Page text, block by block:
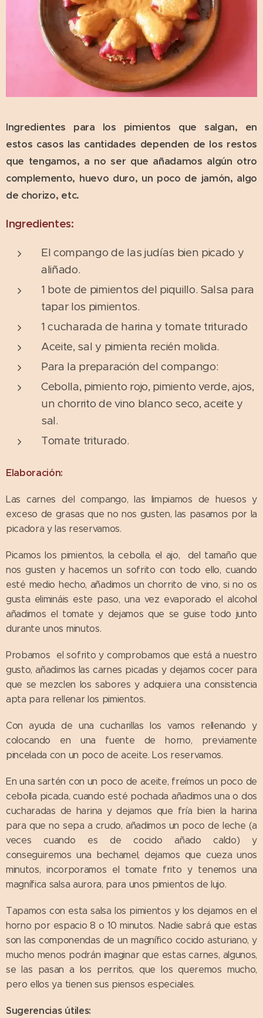
Ingredientes para los pimientos que salgan, en
estos casos las cantidades dependen de los restos
que tengamos, a no ser que añadamos algún otro
complemento, huevo duro, un poco de jamón, algo
de chorizo, etc.
Ingredientes:
El compango de las judías bien picado y
aliñado.
1 bote de pimientos del piquillo. Salsa para
tapar los pimientos.
1 cucharada de harina y tomate triturado
Aceite, sal y pimienta recién molida.
Para la preparación del compango:
Cebolla, pimiento rojo, pimiento verde, ajos,
un chorrito de vino blanco seco, aceite y
sal.
Tomate triturado.
Elaboración:
Las carnes del compango, las limpiamos de huesos y
exceso de grasas que no nos gusten, las pasamos por la
picadora y las reservamos.
Picamos los pimientos, la cebolla, el ajo, del tamaño que
nos gusten y hacemos un sofrito con todo ello, cuando
esté medio hecho, añadimos un chorrito de vino, si no os
gusta elimináis este paso, una vez evaporado el alcohol
añadimos el tomate y dejamos que se guise todo junto
durante unos minutos.
Probamos el sofrito y comprobamos que está a nuestro
gusto, añadimos las carnes picadas y dejamos cocer para
que se mezclen los sabores y adquiera una consistencia
apta para rellenar los pimientos.
Con ayuda de una cucharillas los vamos rellenando y
colocando en una fuente de horno, previamente
pincelada con un poco de aceite. Los reservamos.
En una sartén con un poco de aceite, freímos un poco de
cebolla picada, cuando esté pochada añadimos una o dos
cucharadas de harina y dejamos que fría bien la harina
para que no sepa a crudo, añadimos un poco de leche (a
veces cuando es de cocido añado caldo) y
conseguiremos una bechamel, dejamos que cueza unos
minutos, incorporamos el tomate frito y tenemos una
magnífica salsa aurora, para unos pimientos de lujo.
Tapamos con esta salsa los pimientos y los dejamos en el
horno por espacio 8 o 10 minutos. Nadie sabrá que estas
son las componendas de un magnífico cocido asturiano, y
mucho menos podrán imaginar que estas carnes, algunos,
se las pasan a los perritos, que los queremos mucho,
pero ellos ya tienen sus piensos especiales.
Sugerencias útiles: